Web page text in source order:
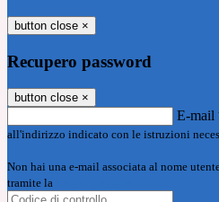
button close ×
Recupero password
button close ×
E-mail
all'indirizzo indicato con le istruzioni
Non hai una e-mail associata al nome
tramite la